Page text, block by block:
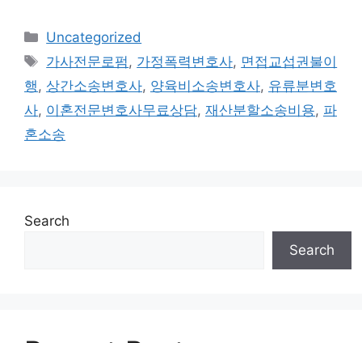
Categories
Uncategorized
Tags
가사전문로펌 , 가정폭력변호사, 면접교섭권불이
행 , 상간소송변호사, 양육비소송변호사, 유류분변호
사, 이혼전문변호사무료상담, 재산분할소송비용, 파
혼소송
Search
Search